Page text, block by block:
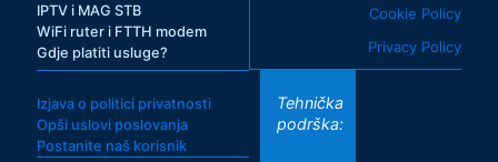
IPTV i MAG STB
WiFi ruter i FTTH modem
Gdje platiti usluge?
Cookie Policy
Privacy Policy
Izjava o politici privatnosti
Opši uslovi poslovanja
Postanite naš korisnik
Tehnička
podrška: